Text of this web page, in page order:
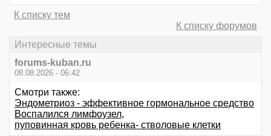
К списку тем
К списку форумов
Интересные темы
forums-kuban.ru
08.08.2026 - 06:42
Смотри также:
Эндометриоз - эффективное гормональное средство
Воспалился лимфоузел,
пуповинная кровь ребенка- стволовые клетки